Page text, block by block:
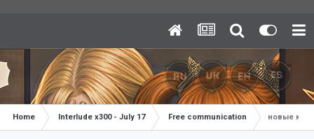
Home Interlude x300 - July 17 Free communication новые